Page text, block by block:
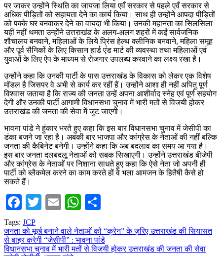
पर जाकर उन्होंने स्थिति का जायजा लिया एवँ सरकार से पहले एवँ सरकार से
अधिक पीड़ितों को सहायता देने का कार्य किया। साथ ही उन्होंने आपदा पीड़ितों
को पक्के घर बनवाकर देने का वायदा भी किया। उनकी महानता का सिलसिला
यहीं नहीं थमता उन्होंने उत्तराखंड के अलग-अलग शहरों में कईं सार्वजनिक
शौचालय बनवाने, महिलाओं के लिये प्रिंस हेल्थ क्लीनिक बनवाने, महिला समूह
और पूर्व सैनिकों के लिए किसान हार्ड एंड मार्ट की व्यवस्था तथा महिलाओं एवं
युवाओं के लिए ऐप के माध्यम से रोजगार उपलब्ध करवाने का लक्ष्य रखा है।
उन्होंने कहा कि उनकी पार्टी के पास उत्तराखंड के विकास को लेकर एक विशेष
मॉडल है जिसपर वे अभी से कार्य कर रहीं हैं। उन्होंने आशा ही नहीं अपितु पूर्ण
विश्वास जताया है कि राज्य की जनता उन्हें अपना आशीर्वाद स्नेह एवं पूर्ण सहयोग
देगी और उनकी पार्टी आगामी विधानसभा चुनाव में भारी मतों से विजयी होकर
उत्तराखंड की जनता की सेवा में जुट जाएगी।
भावना पांडे ने हुंकार भरते हुए कहा कि इस बार विधानसभा चुनाव में जेसीपी का
डंका बजने जा रहा है। अबकी बार भाजपा और कांग्रेस के नेताओं की नहीं बल्कि
जनता की कैबिनेट बनेगी। उन्होंने कहा कि अब बदलाव का समय आ गया है।
इस बार जनता दलबदलू नेताओं को सबक सिखाएगी। उन्होंने उत्तराखंड बीजेपी
और कांग्रेस के नेताओं पर निशाना साधते हुए कहा कि ऐसे नेता जो अपनी ही
पार्टी को ब्लैकमेल करने का काम करते हों वे भला आमजन के हितैषी कैसे हो
सकते हैं।
Facebook
TwitterEmailWhatsApp
Tags: JCP
Post
navigation
जनता को मूर्ख बनाने वाले नेताओं को “क्रेन” के ज़रिए उत्तराखंड की सियासत
से बाहर करेगी “जेसीपी” : भावना पांडे
विधानसभा चुनाव में भारी मतों से विजयी होकर उत्तराखंड की जनता की सेवा